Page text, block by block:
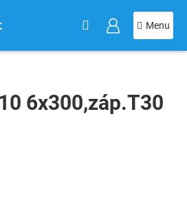
6x300,záp.T30